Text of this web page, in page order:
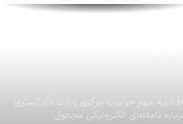
مهم حراست مرکزی وزارت دادگستری
نامه‌های الکترونیکی مجعول